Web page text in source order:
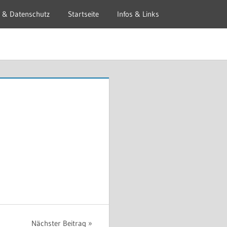
Datenschutz Startseite Infos & Links
Nächster Beitrag